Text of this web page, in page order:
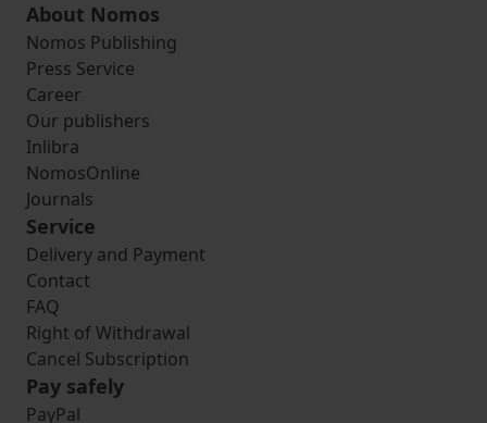
About Nomos
Nomos Publishing
Press Service
Career
Our publishers
Inlibra
NomosOnline
Journals
Service
Delivery and Payment
Contact
FAQ
Right of Withdrawal
Cancel Subscription
Pay safely
PayPal